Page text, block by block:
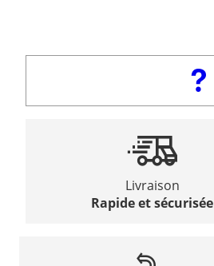
Livraison
Rapide et sécurisée